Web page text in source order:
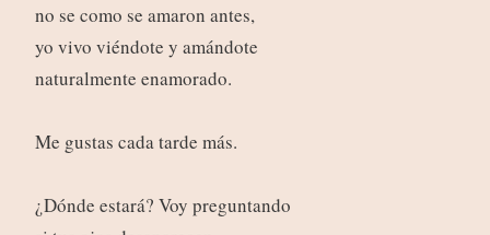
no se como se amaron antes,
yo vivo viéndote y amándote
naturalmente enamorado.
Me gustas cada tarde más.
¿Dónde estará? Voy preguntando